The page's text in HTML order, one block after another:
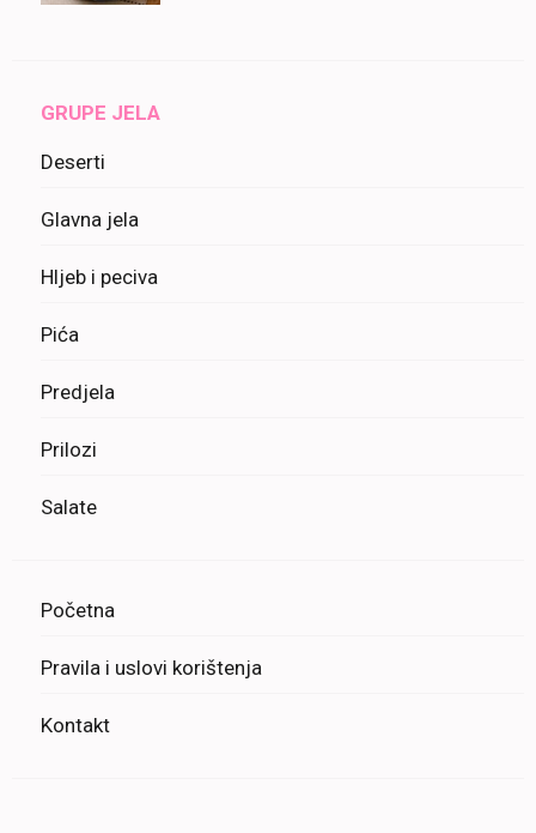
GRUPE JELA
Deserti
Glavna jela
Hljeb i peciva
Pića
Predjela
Prilozi
Salate
Početna
Pravila i uslovi korištenja
Kontakt